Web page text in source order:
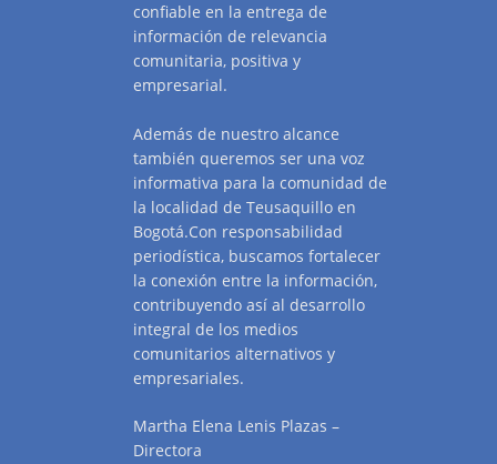
confiable en la entrega de
información de relevancia
comunitaria, positiva y
empresarial.
Además de nuestro alcance
también queremos ser una voz
informativa para la comunidad de
la localidad de Teusaquillo en
Bogotá.Con responsabilidad
periodística, buscamos fortalecer
la conexión entre la información,
contribuyendo así al desarrollo
integral de los medios
comunitarios alternativos y
empresariales.
Martha Elena Lenis Plazas –
Directora